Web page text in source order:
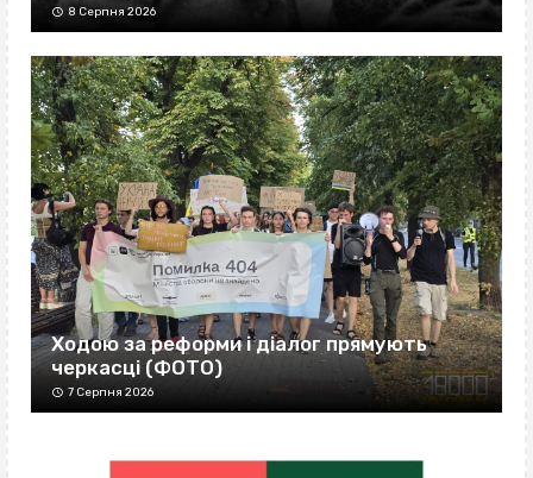
8 Серпня 2026
Ходою за реформи і діалог прямують
черкасці (ФОТО)
7 Серпня 2026